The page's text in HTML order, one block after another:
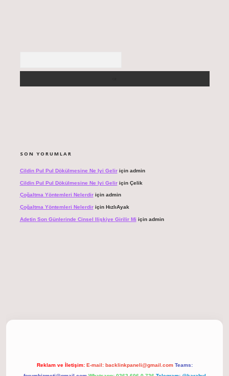
SON YORUMLAR
Cildin Pul Pul Dökülmesine Ne Iyi Geliriçin admin
Cildin Pul Pul Dökülmesine Ne Iyi Geliriçin Çelik
Çoğaltma Yöntemleri Nelerdiriçin admin
Çoğaltma Yöntemleri Nelerdiriçin HızlıAyak
Adetin Son Günlerinde Cinsel Ilişkiye Girilir Mi için admin
Reklam ve İletişim: E-mail: backlinkpaneli@gmail.com Teams: